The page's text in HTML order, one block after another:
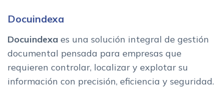
Docuindexa
Docuindexa es una solución integral de gestión
documental pensada para empresas que
requieren controlar, localizar y explotar su
información con precisión, eficiencia y seguridad.